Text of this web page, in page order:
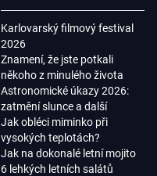
Karlovarský filmový festival
2026
Znamení, že jste potkali
někoho z minulého života
Astronomické úkazy 2026:
zatmění slunce a další
Jak obléci miminko při
vysokých teplotách?
Jak na dokonalé letní mojito
6 lehkých letních salátů